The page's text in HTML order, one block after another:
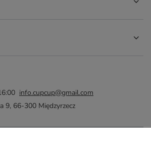
info.cupcup@gmail.com
9, 66-300 Międzyrzecz